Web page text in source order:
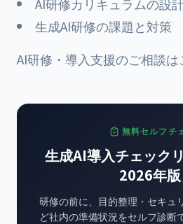
生成AI研修の課題と対策
AI研修・導入支援のご相談
無料セルフチ
生成AI導入チェック
2026年版
研修の前に、目的整理・セキュ
ど社内の準備状況をセルフ診断